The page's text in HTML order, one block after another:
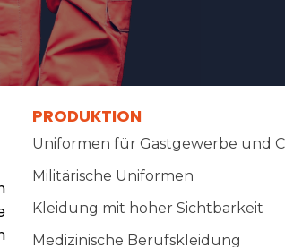
PRODUKTION
Uniformen für Gastgewerbe und
Militärische Uniformen
Kleidung mit hoher Sichtbarkeit
Medizinische Berufskleidung